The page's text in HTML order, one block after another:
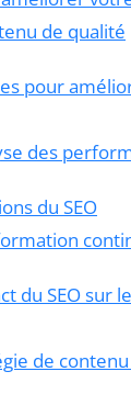
de qualité
pour
des
du SEO
du SEO sur
de